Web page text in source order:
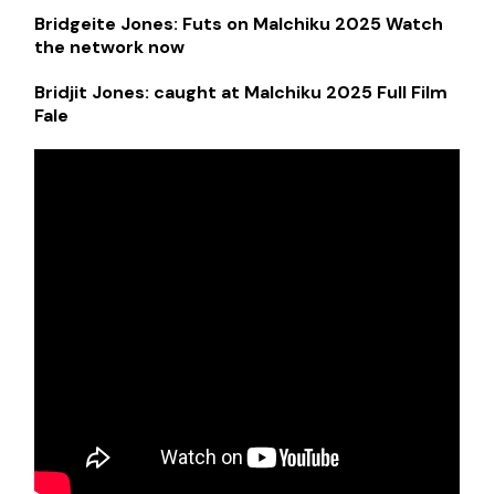
Bridgeite Jones: Futs on Malchiku 2025 Watch
the network now
Bridjit Jones: caught at Malchiku 2025 Full Film
Fale